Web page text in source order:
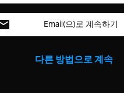
Email(으)로 계속하기
다른 방법으로 계속